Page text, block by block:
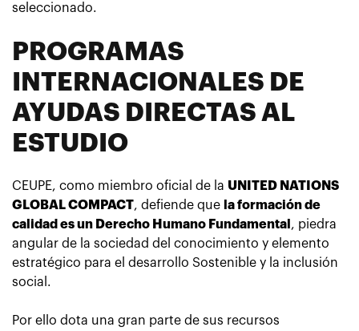
seleccionado.
PROGRAMAS
INTERNACIONALES DE
AYUDAS DIRECTAS AL
ESTUDIO
CEUPE, como miembro oficial de la UNITED NATIONS
GLOBAL COMPACT, defiende que la formación de
calidad es un Derecho Humano Fundamental , piedra
angular de la sociedad del conocimiento y elemento
estratégico para el desarrollo Sostenible y la inclusión
social.
Por ello dota una gran parte de sus recursos